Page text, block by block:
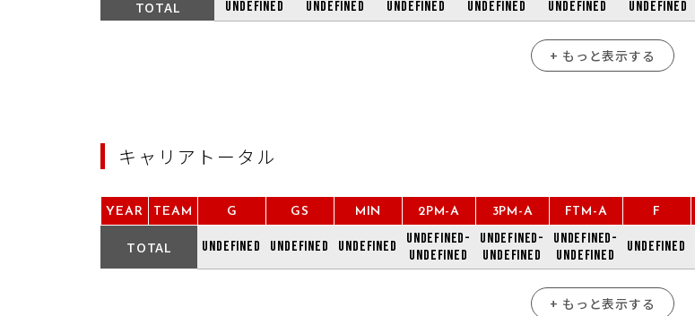
TOTAL undefined undefined undefined undefined undefined undefined
+ もっと表示する
キャリアトータル
YEAR TEAM G GS MIN 2PM-A 3PM-A FTM-A F
TOTAL undefined undefined undefined
undefined-
undefined
undefined-
undefined
undefined-
undefined
undefined
+ もっと表示する